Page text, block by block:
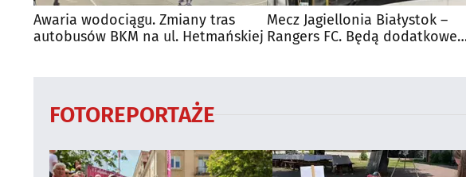
Awaria wodociągu. Zmiany tras
autobusów BKM na ul. Hetmańskiej
Mecz Jagiellonia Białystok –
Rangers FC. Będą dodatkowe
FOTOREPORTAŻE